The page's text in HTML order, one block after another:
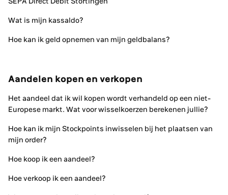
Wat is mijn kassaldo?
Hoe kan ik geld opnemen van mijn geldbalans?
Aandelen kopen en verkopen
Het aandeel dat ik wil kopen wordt verhandeld op een niet-
Europese markt. Wat voor wisselkoerzen berekenen jullie?
Hoe kan ik mijn Stockpoints inwisselen bij het plaatsen van
mijn order?
Hoe koop ik een aandeel?
Hoe verkoop ik een aandeel?